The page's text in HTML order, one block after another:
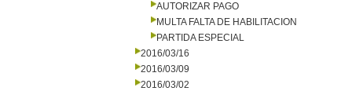
AUTORIZAR PAGO
MULTA FALTA DE HABILITACION
PARTIDA ESPECIAL
2016/03/16
2016/03/09
2016/03/02